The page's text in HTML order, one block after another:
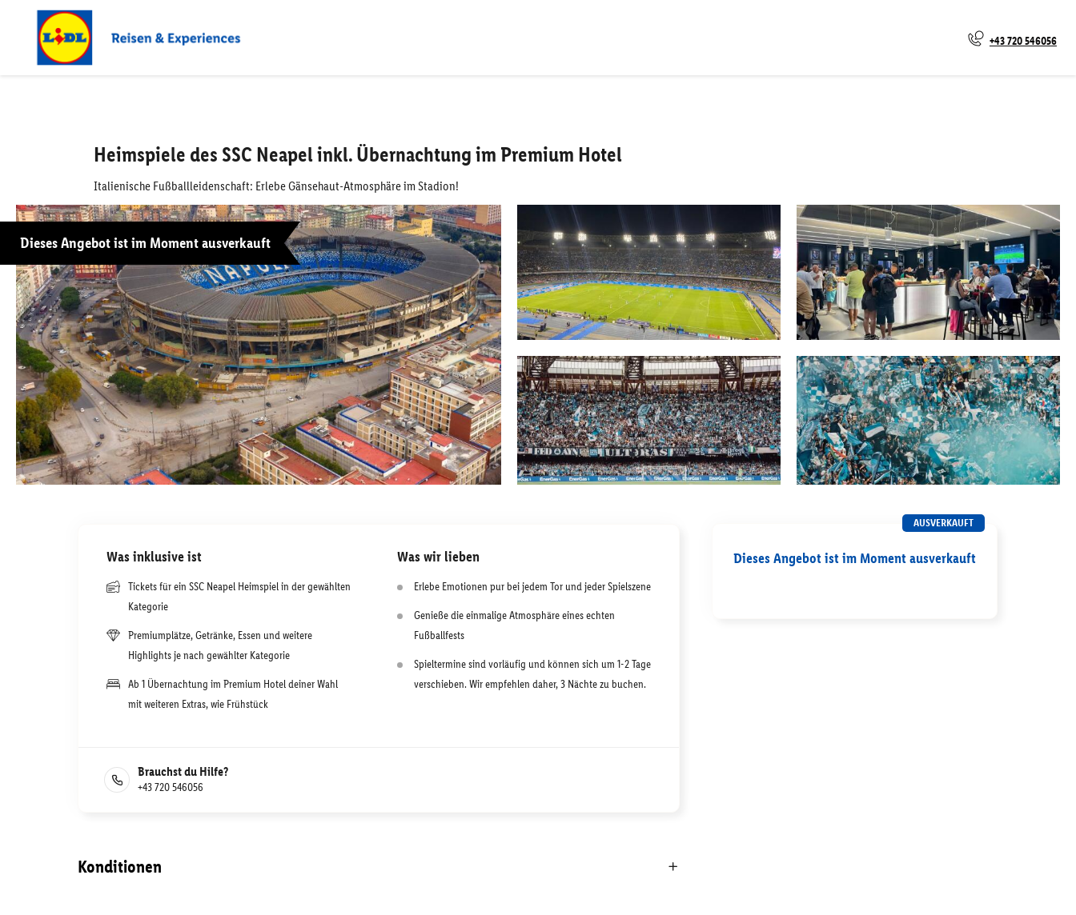
+43 720 546056
Heimspiele des SSC Neapel inkl. Übernachtung im Premium Hotel
Italienische Fußballleidenschaft: Erlebe Gänsehaut-Atmosphäre im Stadion!
Dieses Angebot ist im Moment ausverkauft
AUSVERKAUFT
Dieses Angebot ist im Moment ausverkauft
Was inklusive ist
Tickets für ein SSC Neapel Heimspiel in der gewählten
Kategorie
Premiumplätze, Getränke, Essen und weitere
Highlights je nach gewählter Kategorie
Ab 1 Übernachtung im Premium Hotel deiner Wahl
mit weiteren Extras, wie Frühstück
Was wir lieben
Erlebe Emotionen pur bei jedem Tor und jeder Spielszene
Genieße die einmalige Atmosphäre eines echten
Fußballfests
Spieltermine sind vorläufig und können sich um 1-2 Tage
verschieben. Wir empfehlen daher, 3 Nächte zu buchen.
Brauchst du Hilfe?
+43 720 546056
Konditionen